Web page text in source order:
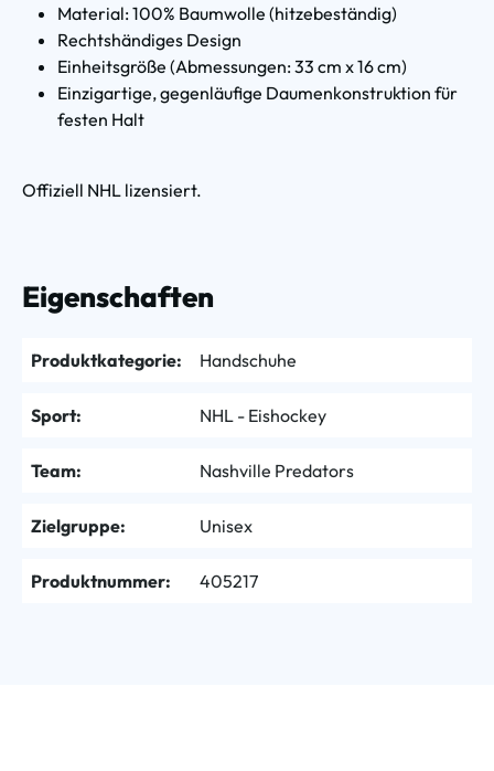
Material: 100% Baumwolle (hitzebeständig)
Rechtshändiges Design
Einheitsgröße (Abmessungen: 33 cm x 16 cm)
Einzigartige, gegenläufige Daumenkonstruktion für
festen Halt
Offiziell NHL lizensiert.
Eigenschaften
Produktkategorie: Handschuhe
Sport: NHL - Eishockey
Team: Nashville Predators
Zielgruppe: Unisex
Produktnummer: 405217